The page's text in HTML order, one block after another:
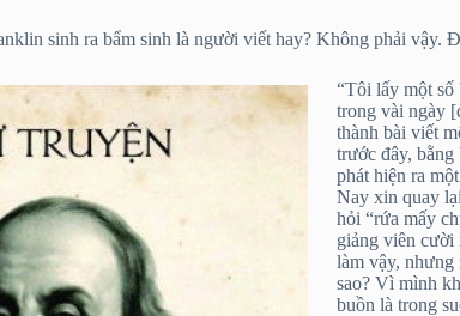
sinh ra bẩm sinh là người viết hay? Không phải vậy.
“Tôi lấy một số
trong vài ngày
thành bài viết
trước đây,
phát hiện ra
Nay xin quay
hỏi “rứa mấy
giảng viên cười
làm vậy,
sao? Vì mình
buồn là trong